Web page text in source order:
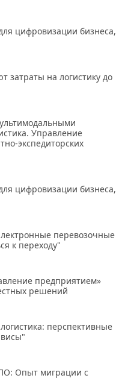
цифровизации бизнеса,
затраты на логистику до
Управление
экспедиторских
цифровизации бизнеса,
перевозочные
к переходу"
предприятием»
решений
перспективные
Опыт миграции с